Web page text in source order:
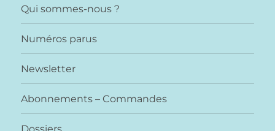
Qui sommes-nous ?
Numéros parus
Newsletter
Abonnements – Commandes
Dossiers